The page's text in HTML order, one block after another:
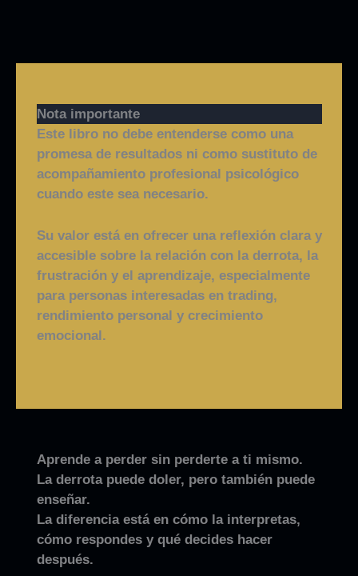
Nota importante
Este libro no debe entenderse como una
promesa de resultados ni como sustituto de
acompañamiento profesional psicológico
cuando este sea necesario.
Su valor está en ofrecer una reflexión clara y
accesible sobre la relación con la derrota, la
frustración y el aprendizaje, especialmente
para personas interesadas en trading,
rendimiento personal y crecimiento
emocional.
Aprende a perder sin perderte a ti mismo.
La derrota puede doler, pero también puede
enseñar.
La diferencia está en cómo la interpretas,
cómo respondes y qué decides hacer
después.